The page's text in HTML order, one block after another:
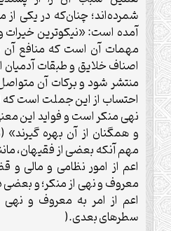
شمرده‌اند؛ چنان‌که در یکی
آمده است: «نیکوترین خیرات
مهمات آن است که منافع
اصناف خلایق و طبقات آدمیان
منتشر شود و برکات آن
احتساب از این جملت است
نهی منکر است و فواید این
مهم آنکه بعضی از فقیهان،
اعم از امور نظامی و مالی و
معروف و نهی از منکر؛ و بعضی
اعم از امر به معروف و نهی
سطرهای بعدی).